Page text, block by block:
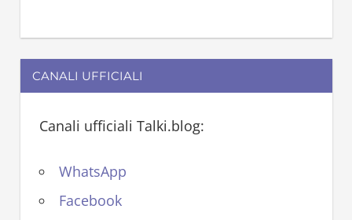
CANALI UFFICIALI
Canali ufficiali Talki.blog:
WhatsApp
Facebook